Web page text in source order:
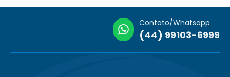
Contato/Whatsapp
(44) 99103-6999